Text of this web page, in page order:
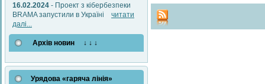
16.02.2024 - Проект з кібербезпеки
BRAMA запустили в Україні читати
далі...
Архів новин ↓ ↓ ↓
Урядова «гаряча лінія»